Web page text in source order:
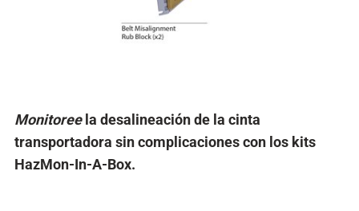
Monitoreela desalineación de la cinta
transportadora sin complicaciones con los kits
HazMon-In-A-Box.